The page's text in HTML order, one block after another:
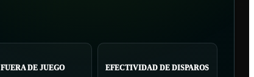
FUERA DE JUEGO EFECTIVIDAD DE DISPAROS